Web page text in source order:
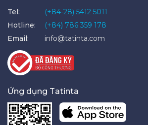
Tel:
(+84-28) 5412 5011
Hotline:
(+84) 786 359 178
Email:
info@tatinta.com
Ứng dụng Tatinta